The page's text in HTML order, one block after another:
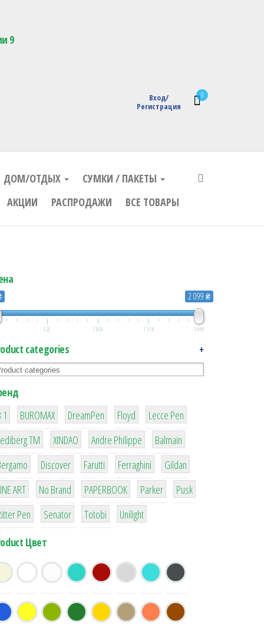
с логотипом
0
Вход/
Регистрация
9
ДОМ/ОТДЫХ
СУМКИ / ПАКЕТЫ
АКЦИИ РАСПРОДАЖИ ВСЕ ТОВАРЫ
2 099 ₴
525 1 050 1 574 2 099
categories +
1
1
BUROMAX
1
DreamPen
2
Floyd
2
Lecce Pen
3
ТМ
3
XINDAO
1
Andre Philippe
4
Balmain
26 64
Discover
299
Farutti
4
Ferraghini
42
Gildan
4
ART
90
No Brand
8
PAPERBOOK
6
Parker
2
Pusk
22
Pen
15
Senator
43
Totobi
1
Unilight
Цвет